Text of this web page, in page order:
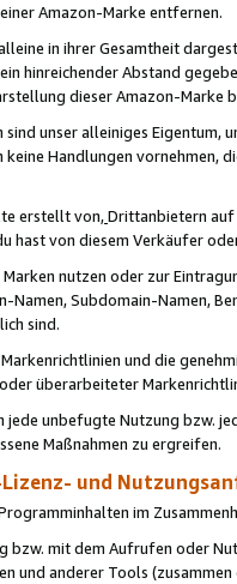
Amazon-Marke entfernen.
in ihrer Gesamtheit
hinreichender Abstand
dieser Amazon-Marke
sind unser alleiniges
Handlungen vornehmen,
erstellt von,Drittanbietern auf
hast von diesem Verkäufer
nutzen oder zur
Namen, Subdomain-Namen,
sind.
und die
überarbeiteter
jede unbefugte Nutzung bzw.
Maßnahmen zu ergreifen.
Lizenz- und
im
bzw. mit dem Aufrufen oder
und anderer Tools (zusammen